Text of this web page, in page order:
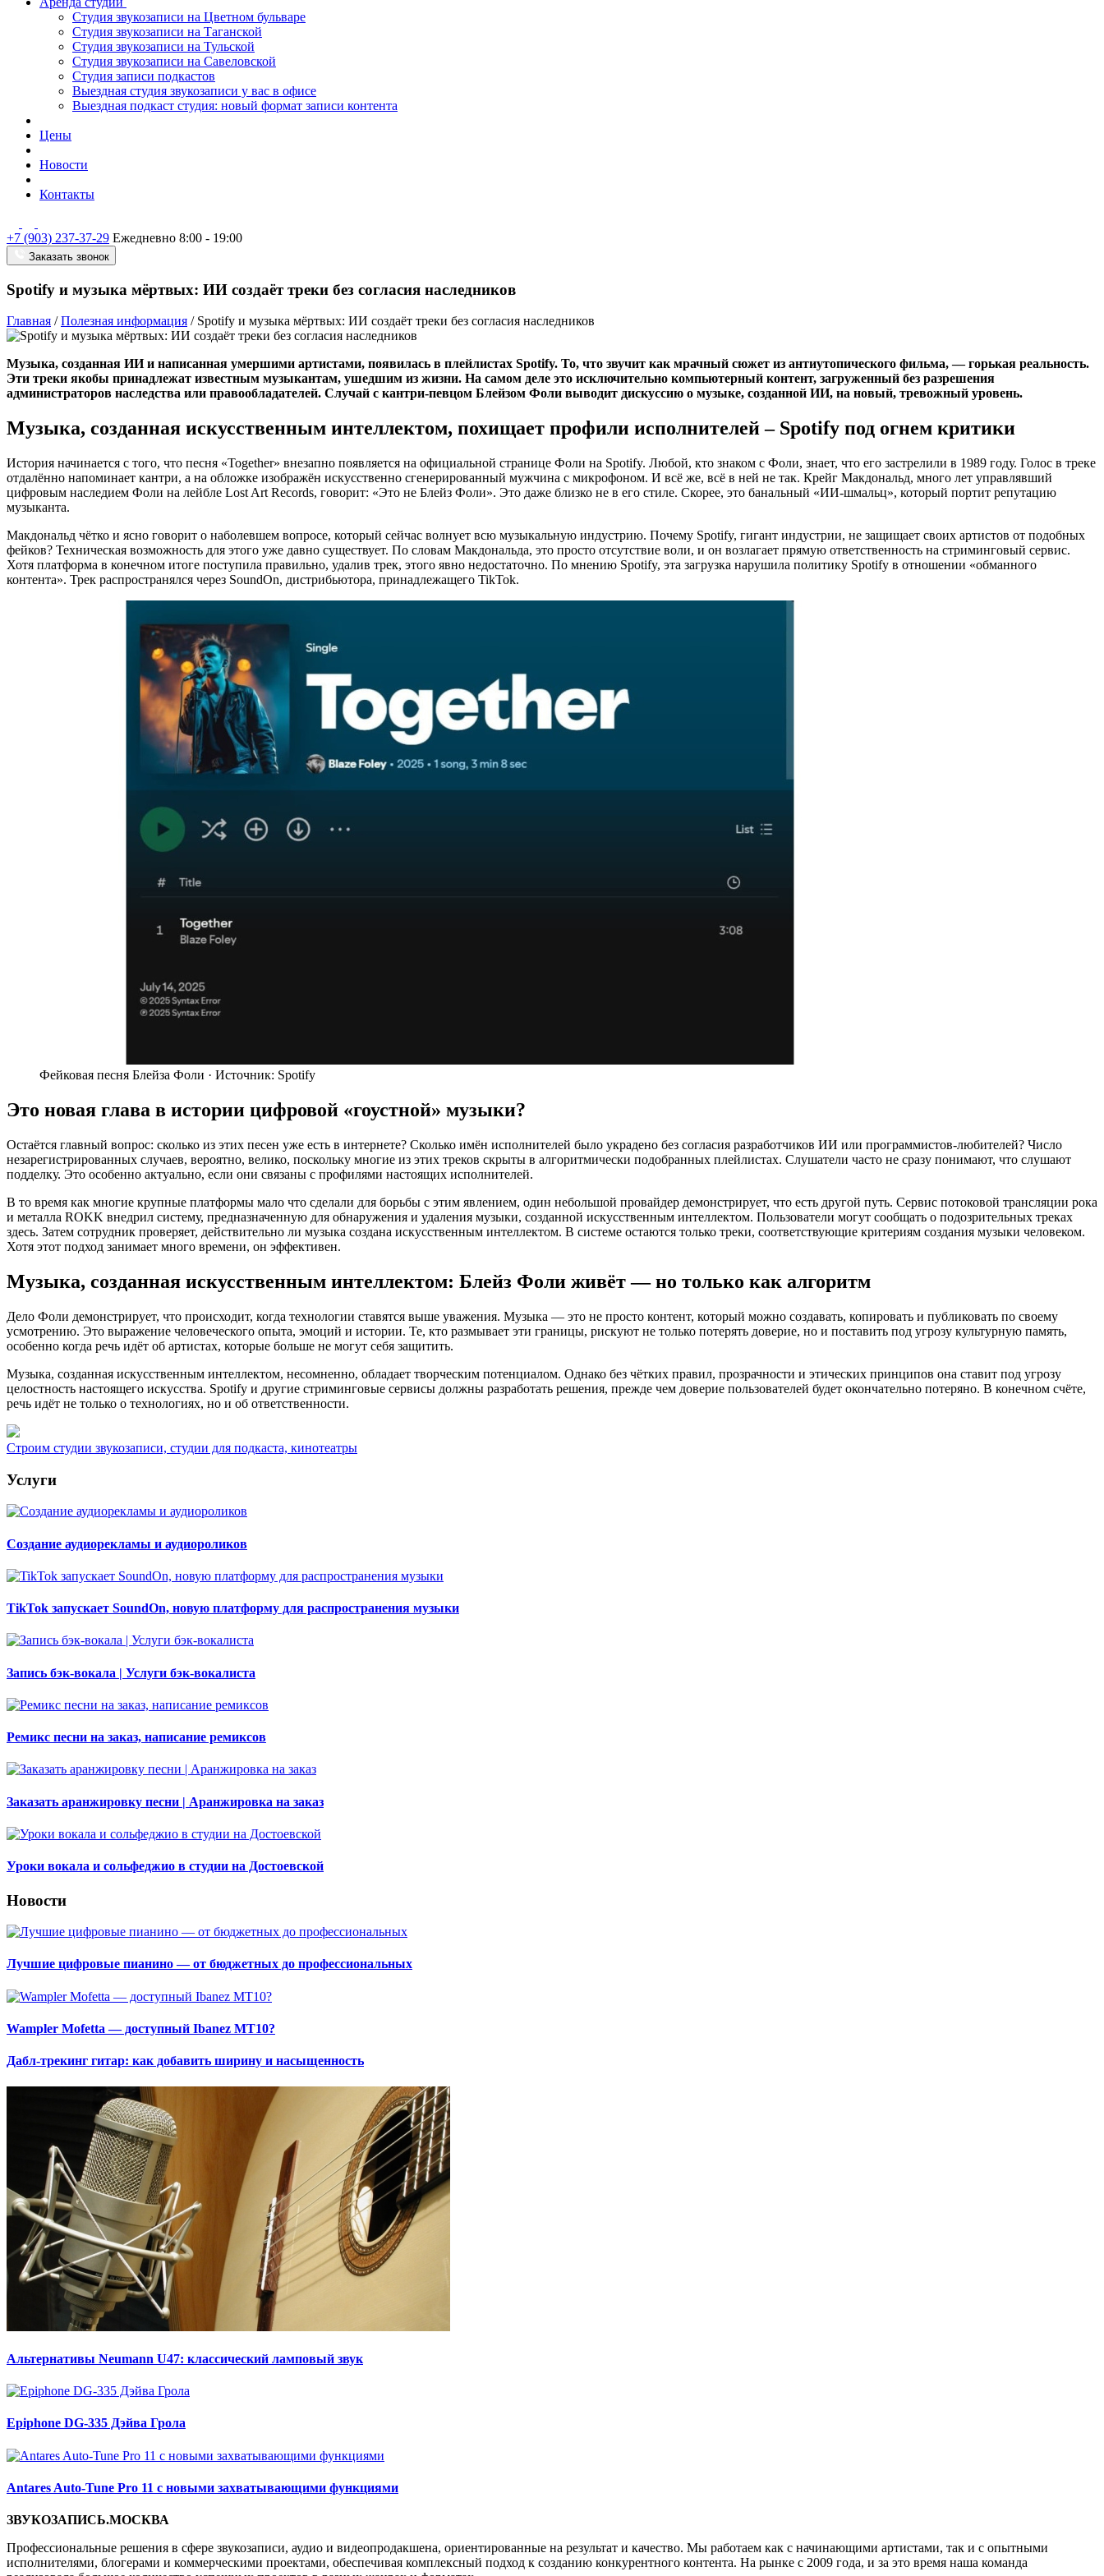
Студия звукозаписи на Цветном бульваре
Студия звукозаписи на Таганской
Студия звукозаписи на Тульской
Студия звукозаписи на Савеловской
Студия записи подкастов
Выездная студия звукозаписи у вас в офисе
Выездная подкаст студия: новый формат записи контента
Цены
Новости
Контакты
+7 (903) 237-37-29 Ежедневно 8:00 - 19:00
Заказать звонок
Spotify и музыка мёртвых: ИИ создаёт треки без согласия наследников
Главная /Полезная информация / Spotify и музыка мёртвых: ИИ создаёт треки без согласия наследников
Музыка, созданная ИИ и написанная умершими артистами, появилась в плейлистах Spotify. То, что звучит как мрачный сюжет из антиутопического фильма, — горькая реальность.
Эти треки якобы принадлежат известным музыкантам, ушедшим из жизни. На самом деле это исключительно компьютерный контент, загруженный без разрешения
администраторов наследства или правообладателей. Случай с кантри-певцом Блейзом Фоли выводит дискуссию о музыке, созданной ИИ, на новый, тревожный уровень.
Музыка, созданная искусственным интеллектом, похищает профили исполнителей – Spotify под огнем критики
История начинается с того, что песня «Together» внезапно появляется на официальной странице Фоли на Spotify. Любой, кто знаком с Фоли, знает, что его застрелили в 1989 году. Голос в треке
отдалённо напоминает кантри, а на обложке изображён искусственно сгенерированный мужчина с микрофоном. И всё же, всё в ней не так. Крейг Макдональд, много лет управлявший
цифровым наследием Фоли на лейбле Lost Art Records, говорит: «Это не Блейз Фоли». Это даже близко не в его стиле. Скорее, это банальный «ИИ-шмальц», который портит репутацию
музыканта.
Макдональд чётко и ясно говорит о наболевшем вопросе, который сейчас волнует всю музыкальную индустрию. Почему Spotify, гигант индустрии, не защищает своих артистов от подобных
фейков? Техническая возможность для этого уже давно существует. По словам Макдональда, это просто отсутствие воли, и он возлагает прямую ответственность на стриминговый сервис.
Хотя платформа в конечном итоге поступила правильно, удалив трек, этого явно недостаточно. По мнению Spotify, эта загрузка нарушила политику Spotify в отношении «обманного
контента». Трек распространялся через SoundOn, дистрибьютора, принадлежащего TikTok.
Фейковая песня Блейза Фоли · Источник: Spotify
Это новая глава в истории цифровой «гоустной» музыки?
Остаётся главный вопрос: сколько из этих песен уже есть в интернете? Сколько имён исполнителей было украдено без согласия разработчиков ИИ или программистов-любителей? Число
незарегистрированных случаев, вероятно, велико, поскольку многие из этих треков скрыты в алгоритмически подобранных плейлистах. Слушатели часто не сразу понимают, что слушают
подделку. Это особенно актуально, если они связаны с профилями настоящих исполнителей.
В то время как многие крупные платформы мало что сделали для борьбы с этим явлением, один небольшой провайдер демонстрирует, что есть другой путь. Сервис потоковой трансляции рока
и металла ROKK внедрил систему, предназначенную для обнаружения и удаления музыки, созданной искусственным интеллектом. Пользователи могут сообщать о подозрительных треках
здесь. Затем сотрудник проверяет, действительно ли музыка создана искусственным интеллектом. В системе остаются только треки, соответствующие критериям создания музыки человеком.
Хотя этот подход занимает много времени, он эффективен.
Музыка, созданная искусственным интеллектом: Блейз Фоли живёт — но только как алгоритм
Дело Фоли демонстрирует, что происходит, когда технологии ставятся выше уважения. Музыка — это не просто контент, который можно создавать, копировать и публиковать по своему
усмотрению. Это выражение человеческого опыта, эмоций и истории. Те, кто размывает эти границы, рискуют не только потерять доверие, но и поставить под угрозу культурную память,
особенно когда речь идёт об артистах, которые больше не могут себя защитить.
Музыка, созданная искусственным интеллектом, несомненно, обладает творческим потенциалом. Однако без чётких правил, прозрачности и этических принципов она ставит под угрозу
целостность настоящего искусства. Spotify и другие стриминговые сервисы должны разработать решения, прежде чем доверие пользователей будет окончательно потеряно. В конечном счёте,
речь идёт не только о технологиях, но и об ответственности.
Строим студии звукозаписи, студии для подкаста, кинотеатры
Услуги
Создание аудиорекламы и аудиороликов
TikTok запускает SoundOn, новую платформу для распространения музыки
Запись бэк-вокала | Услуги бэк-вокалиста
Ремикс песни на заказ, написание ремиксов
Заказать аранжировку песни | Аранжировка на заказ
Уроки вокала и сольфеджио в студии на Достоевской
Новости
Лучшие цифровые пианино — от бюджетных до профессиональных
Wampler Mofetta — доступный Ibanez MT10?
Дабл-трекинг гитар: как добавить ширину и насыщенность
Альтернативы Neumann U47: классический ламповый звук
Epiphone DG-335 Дэйва Грола
Antares Auto-Tune Pro 11 с новыми захватывающими функциями
ЗВУКОЗАПИСЬ.МОСКВА
Профессиональные решения в сфере звукозаписи, аудио и видеопродакшена, ориентированные на результат и качество. Мы работаем как с начинающими артистами, так и с опытными
исполнителями, блогерами и коммерческими проектами, обеспечивая комплексный подход к созданию конкурентного контента. На рынке с 2009 года, и за это время наша команда